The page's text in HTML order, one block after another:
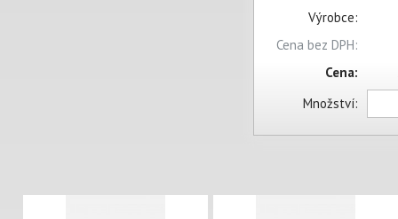
Výrobce:
Cena bez DPH:
Cena:
Množství: